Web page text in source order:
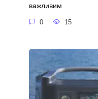
важливим
0 15